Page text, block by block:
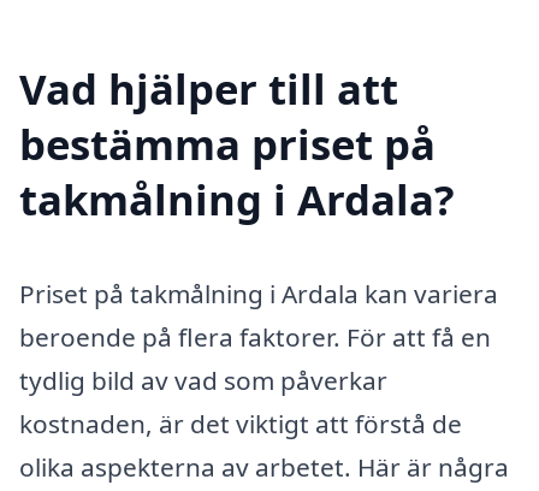
Vad hjälper till att
bestämma priset på
takmålning i Ardala?
Priset på takmålning i Ardala kan variera
beroende på flera faktorer. För att få en
tydlig bild av vad som påverkar
kostnaden, är det viktigt att förstå de
olika aspekterna av arbetet. Här är några